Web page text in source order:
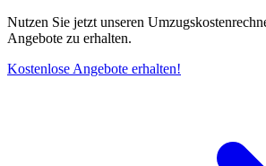
Nutzen Sie jetzt unseren
Angebote zu erhalten.
Kostenlose Angebote erhalten!